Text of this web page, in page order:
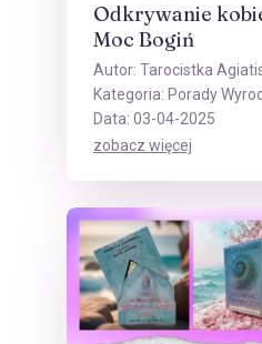
Odkrywanie
Moc Bogiń
Autor: Tarocistka
Kategoria: Porady
Data: 03-04-2025
zobacz więcej